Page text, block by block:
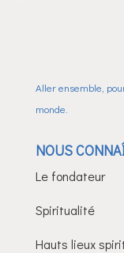
Aller ensemble,
monde.
NOUS
Le fondateur
Spiritualité
Hauts lieux